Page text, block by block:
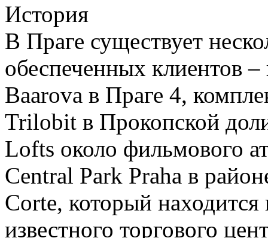
История
В Праге существует
обеспеченных клиентов
Baarova в Праге 4,
Trilobit в Прокопской
Lofts около фильмового
Central Park Praha в
Corte, который находится
известного торгового